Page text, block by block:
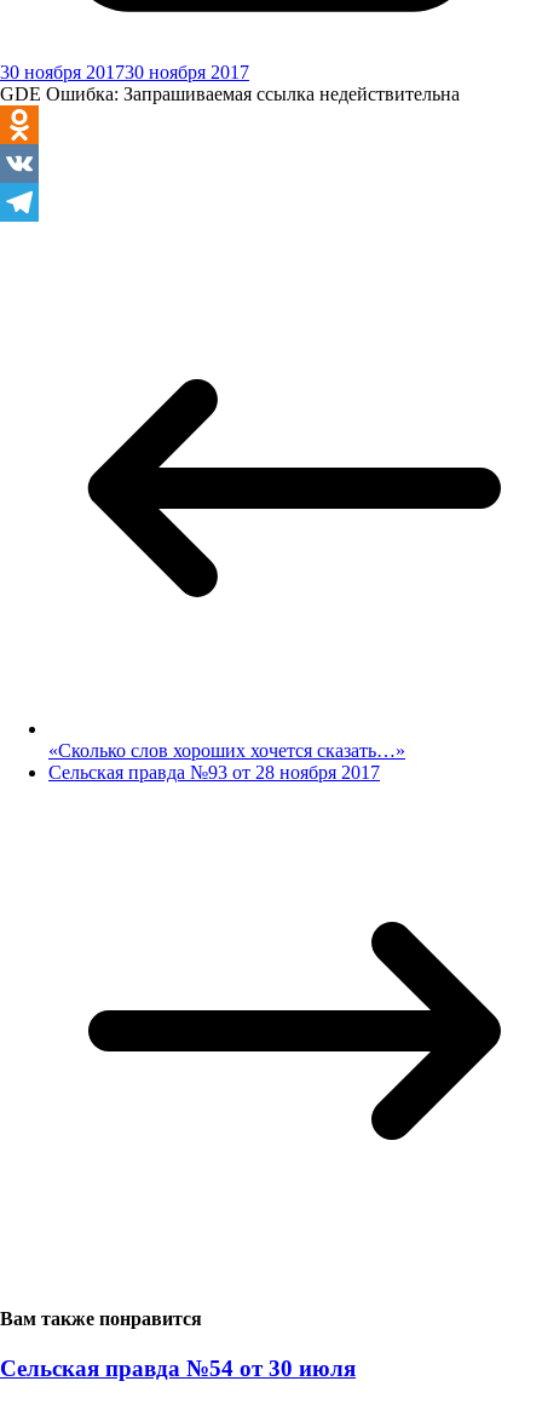
30 ноября 201730 ноября 2017
GDE Ошибка: Запрашиваемая ссылка недействительна
Odnoklassniki
VK
«Сколько слов хороших хочется сказать…»
Сельская правда №93 от 28 ноября 2017
Вам также понравится
Сельская правда №54 от 30 июля